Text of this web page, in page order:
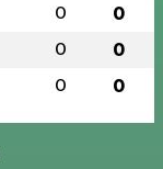
0 0
0 0
0 0